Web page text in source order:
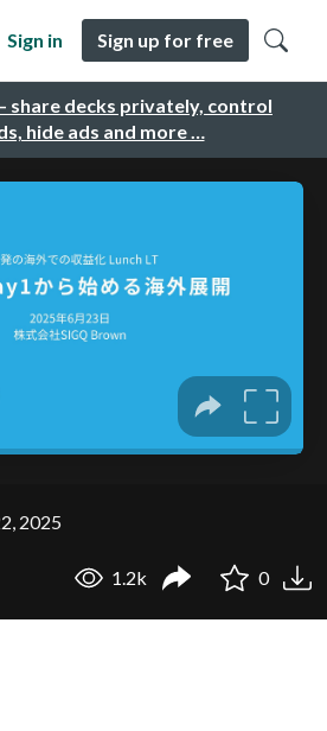
share decks privately, control
hide ads and more …
Sign in Sign up for free
2025
1.2k 0